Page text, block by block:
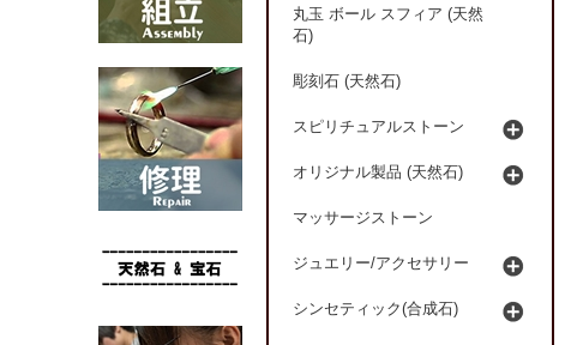
丸玉 ボール スフィア (天然
石)
彫刻石 (天然石)
スピリチュアルストーン
オリジナル製品 (天然石)
マッサージストーン
ジュエリー/アクセサリー
シンセティック(合成石)